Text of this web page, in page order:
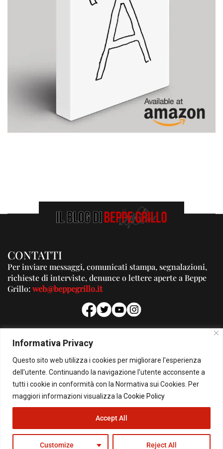
Informativa Privacy
Questo sito web utilizza i cookies per migliorare l'esperienza
dell'utente. Continuando la navigazione l'utente acconsente a
tutti i cookie in conformità con la Normativa sui Cookies. Per
maggiori informazioni visualizza la Cookie Policy
Customize Reject All
Accept All
CONTATTI
Per inviare messaggi, comunicati stampa, segnalazioni,
richieste di interviste, denunce o lettere aperte a Beppe
Grillo:web@beppegrillo.it
PUBBLICITA'
Per la tua pubblicità su questo Blog:
pubblicita@beppegrillo.it
© Copyright 2026 - Il Blog di Beppe Grillo. All Rights Reserved - Powered by
happygrafic.com